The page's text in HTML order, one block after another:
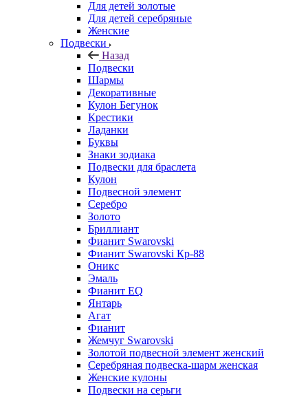
Для детей золотые
Для детей серебряные
Женские
Подвески
Назад
Подвески
Шармы
Декоративные
Кулон Бегунок
Крестики
Ладанки
Буквы
Знаки зодиака
Подвески для браслета
Кулон
Подвесной элемент
Серебро
Золото
Бриллиант
Фианит Swarovski
Фианит Swarovski Кр-88
Оникс
Эмаль
Фианит EQ
Янтарь
Агат
Фианит
Жемчуг Swarovski
Золотой подвесной элемент женcкий
Серебряная подвеска-шарм женская
Женские кулоны
Подвески на серьги